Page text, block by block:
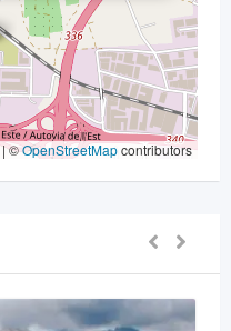
|©OpenStreetMapcontributors